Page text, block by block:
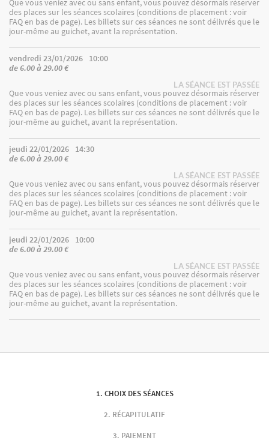
Que vous veniez avec ou sans enfant, vous pouvez désormais réserver
des places sur les séances scolaires (conditions de placement : voir
FAQ en bas de page). Les billets sur ces séances ne sont délivrés que le
jour-même au guichet, avant la représentation.
vendredi 23/01/2026
10:00
de 6.00 à 29.00 €
LA SÉANCE EST PASSÉE
Que vous veniez avec ou sans enfant, vous pouvez désormais réserver
des places sur les séances scolaires (conditions de placement : voir
FAQ en bas de page). Les billets sur ces séances ne sont délivrés que le
jour-même au guichet, avant la représentation.
jeudi 22/01/2026
14:30
de 6.00 à 29.00 €
LA SÉANCE EST PASSÉE
Que vous veniez avec ou sans enfant, vous pouvez désormais réserver
des places sur les séances scolaires (conditions de placement : voir
FAQ en bas de page). Les billets sur ces séances ne sont délivrés que le
jour-même au guichet, avant la représentation.
jeudi 22/01/2026
10:00
de 6.00 à 29.00 €
LA SÉANCE EST PASSÉE
Que vous veniez avec ou sans enfant, vous pouvez désormais réserver
des places sur les séances scolaires (conditions de placement : voir
FAQ en bas de page). Les billets sur ces séances ne sont délivrés que le
jour-même au guichet, avant la représentation.
CHOIX DES SÉANCES
RÉCAPITULATIF
PAIEMENT